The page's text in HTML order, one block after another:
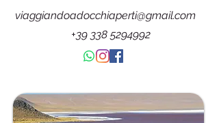
viaggiandoadocchiaperti@gmail.com
+39 338 5294992